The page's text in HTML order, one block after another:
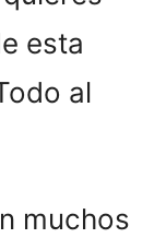
esta
al
muchos